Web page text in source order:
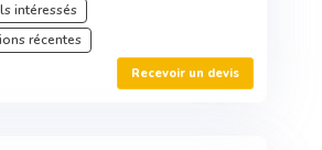
intéressés
récentes
Recevoir un devis